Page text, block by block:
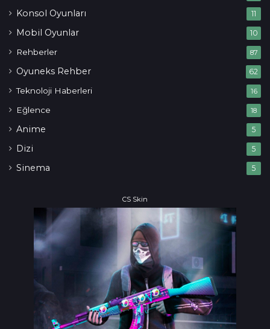
Konsol Oyunları 11
Mobil Oyunlar 10
Rehberler 87
Oyuneks Rehber 62
Teknoloji Haberleri 16
Eğlence 18
Anime 5
Dizi 5
Sinema 5
CS Skin